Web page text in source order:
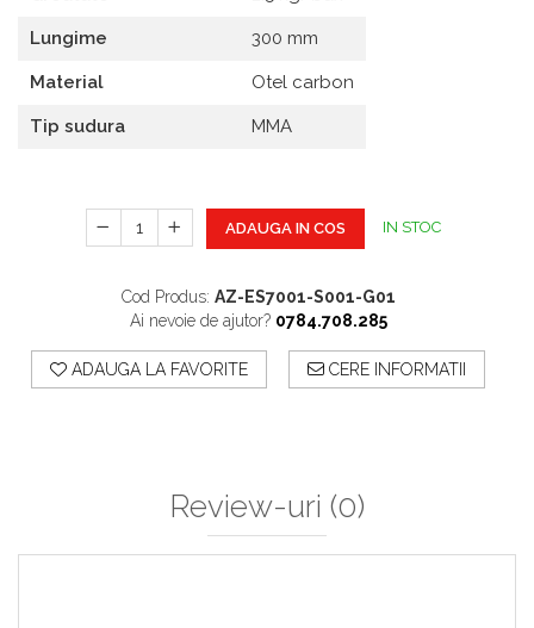
Pompe De Stropit Si
Atomizatoare
Polizoare
Lungime 300 mm
Material Otel carbon
Tip sudura MMA
ADAUGA IN COS IN STOC
Cod Produs: AZ-ES7001-S001-G01
Ai nevoie de ajutor? 0784.708.285
ADAUGA LA FAVORITE CERE INFORMATII
Review-uri (0)